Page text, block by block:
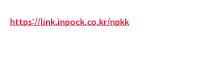
https://link.inpock.co.kr/npkk